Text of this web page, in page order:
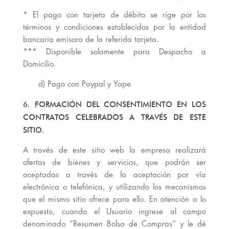
* El pago con tarjeta de débito se rige por los
términos y condiciones establecidos por la entidad
bancaria emisora de la referida tarjeta.
*** Disponible solamente para Despacho a
Domicilio.
d) Pago con Paypal y Yape
6. FORMACIÓN DEL CONSENTIMIENTO EN LOS
CONTRATOS CELEBRADOS A TRAVÉS DE ESTE
SITIO.
A través de este sitio web la empresa realizará
ofertas de bienes y servicios, que podrán ser
aceptadas a través de la aceptación por vía
electrónica o telefónica, y utilizando los mecanismos
que el mismo sitio ofrece para ello. En atención a lo
expuesto, cuando el Usuario ingrese al campo
denominado “Resumen Bolsa de Compras” y le dé